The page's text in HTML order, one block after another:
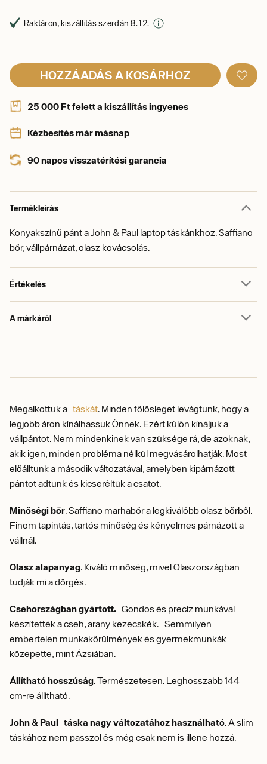
Raktáron, kiszállítás szerdán 8. 12.
HOZZÁADÁS A KOSÁRHOZ
25 000 Ft felett a kiszállítás ingyenes
Kézbesítés már másnap
90 napos visszatérítési garancia
Termékleírás
Konyakszínű pánt a John & Paul laptop táskánkhoz. Saffiano
bőr, vállpárnázat, olasz kovácsolás.
Értékelés
A márkáról
Megalkottuk a táskát. Minden fölösleget levágtunk, hogy a
legjobb áron kínálhassuk Önnek. Ezért külön kínáljuk a
vállpántot. Nem mindenkinek van szüksége rá, de azoknak,
akik igen, minden probléma nélkül megvásárolhatják. Most
előálltunk a második változatával, amelyben kipárnázott
pántot adtunk és kicseréltük a csatot.
Minőségi bőr. Saffiano marhabőr a legkiválóbb olasz bőrből.
Finom tapintás, tartós minőség és kényelmes párnázott a
vállnál.
Olasz alapanyag. Kiváló minőség, mivel Olaszországban
tudják mi a dörgés.
Csehországban gyártott. Gondos és precíz munkával
készítették a cseh, arany kezecskék. Semmilyen
embertelen munkakörülmények és gyermekmunkák
közepette, mint Ázsiában.
Állítható hosszúság. Természetesen. Leghosszabb 144
cm-re állítható.
John & Paul táska nagy változatához használható. A slim
táskához nem passzol és még csak nem is illene hozzá.